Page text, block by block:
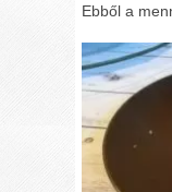
Ebből a